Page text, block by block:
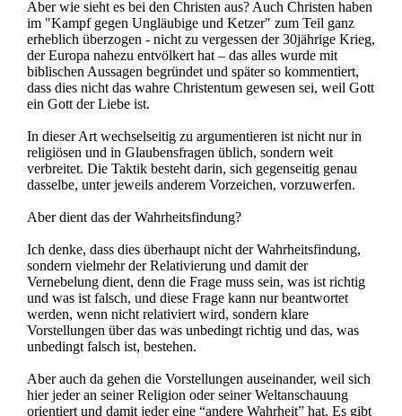
Aber wie sieht es bei den Christen aus? Auch Christen haben
im "Kampf gegen Ungläubige und Ketzer" zum Teil ganz
erheblich überzogen - nicht zu vergessen der 30jährige Krieg,
der Europa nahezu entvölkert hat – das alles wurde mit
biblischen Aussagen begründet und später so kommentiert,
dass dies nicht das wahre Christentum gewesen sei, weil Gott
ein Gott der Liebe ist.
In dieser Art wechselseitig zu argumentieren ist nicht nur in
religiösen und in Glaubensfragen üblich, sondern weit
verbreitet. Die Taktik besteht darin, sich gegenseitig genau
dasselbe, unter jeweils anderem Vorzeichen, vorzuwerfen.
Aber dient das der Wahrheitsfindung?
Ich denke, dass dies überhaupt nicht der Wahrheitsfindung,
sondern vielmehr der Relativierung und damit der
Vernebelung dient, denn die Frage muss sein, was ist richtig
und was ist falsch, und diese Frage kann nur beantwortet
werden, wenn nicht relativiert wird, sondern klare
Vorstellungen über das was unbedingt richtig und das, was
unbedingt falsch ist, bestehen.
Aber auch da gehen die Vorstellungen auseinander, weil sich
hier jeder an seiner Religion oder seiner Weltanschauung
orientiert und damit jeder eine “andere Wahrheit” hat. Es gibt